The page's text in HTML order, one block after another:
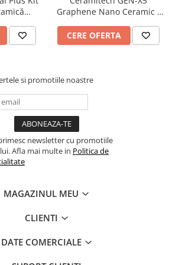
final este un produs care face
Graphene Nano Ceramic -
profesională (50ml)
CERE OFERTA
si promotiile noastre
newsletter cu promotiile
Afla mai multe in Politica de
MAGAZINUL MEU
CLIENTI
DATE COMERCIALE